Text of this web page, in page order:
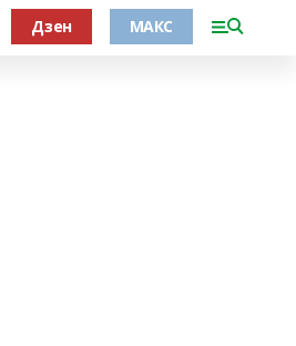
Дзен МАКС